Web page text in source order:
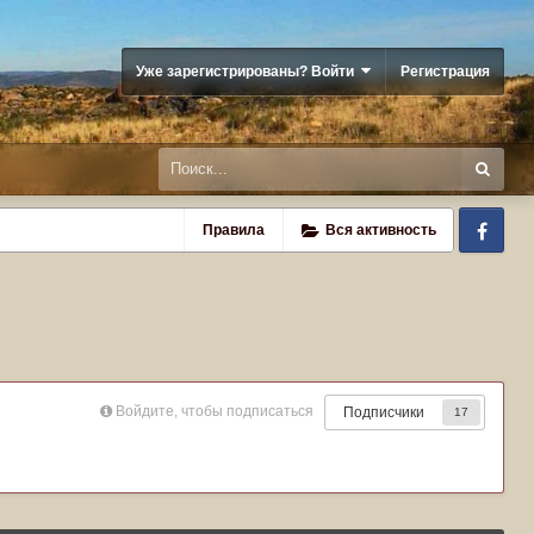
Уже зарегистрированы? Войти Регистрация
Правила Вся активность
Войдите, чтобы подписаться Подписчики 17